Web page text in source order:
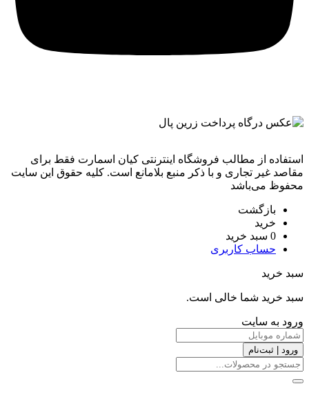
استفاده از مطالب فروشگاه اینترنتی کیان اسمارت فقط برای
مقاصد غیر تجاری و با ذکر منبع بلامانع است. کليه حقوق اين سايت
محفوظ می‌باشد
بازگشت
خرید
0 سبد خرید
حساب کاربری
سبد خرید
سبد خرید شما خالی است.
ورود به سایت
ورود | ثبت‌نام